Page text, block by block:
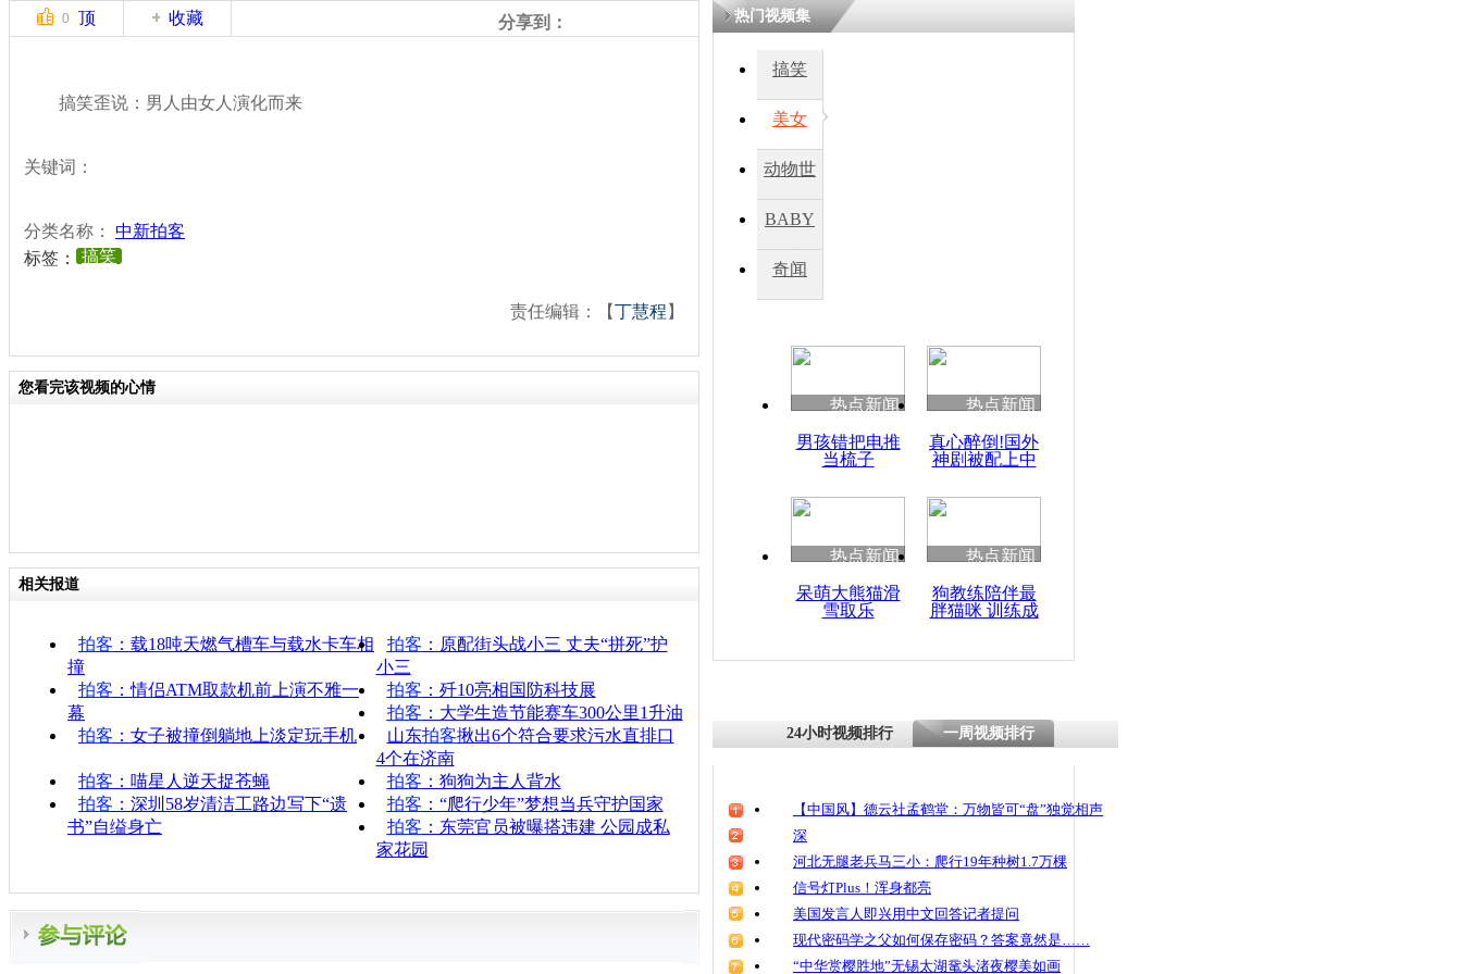
0 顶 收藏 分享到：
搞笑歪说：男人由女人演化而来
关键词：
分类名称： 中新拍客
标签：
搞笑
责任编辑：【丁慧程 】
您看完该视频的心情
相关报道
拍客 ：载18吨天燃气槽车与载水卡车相
撞
拍客 ：原配街头战小三 丈夫“拼死”护
小三
拍客 ：情侣ATM取款机前上演不雅一
幕
拍客 ：歼10亮相国防科技展
拍客 ：大学生造节能赛车300公里1升油
拍客 ：女子被撞倒躺地上淡定玩手机 山东拍客揪出6个符合要求污水直排口
4个在济南
拍客 ：喵星人逆天捉苍蝇 拍客 ：狗狗为主人背水
拍客 ：深圳58岁清洁工路边写下“遗
书”自缢身亡
拍客 ：“爬行少年”梦想当兵守护国家
拍客 ：东莞官员被曝搭违建 公园成私
家花园
热门视频集
搞笑
美女
动物世
BABY
秀
奇闻
热点新闻
男孩错把电推
当梳子
热点新闻
真心醉倒!国外
神剧被配上中
热点新闻
呆萌大熊猫滑
雪取乐
热点新闻
狗教练陪伴最
胖猫咪 训练成
24小时视频排行 一周视频排行
【中国风】德云社孟鹤堂：万物皆可“盘”独觉相声
深
河北无腿老兵马三小：爬行19年种树1.7万棵
信号灯Plus！浑身都亮
美国发言人即兴用中文回答记者提问
现代密码学之父如何保存密码？答案竟然是……
“中华赏樱胜地”无锡太湖鼋头渚夜樱美如画